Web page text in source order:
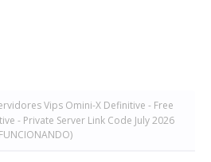
Vips Omini-X Definitive - Free
- Private Server Link Code July 2026
FUNCIONANDO)